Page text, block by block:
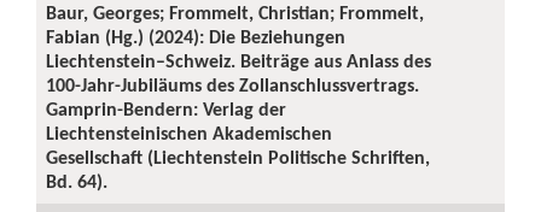
Baur, Georges; Frommelt, Christian; Frommelt,
Fabian (Hg.) (2024): Die Beziehungen
Liechtenstein–Schweiz. Beiträge aus Anlass des
100-Jahr-Jubiläums des Zollanschlussvertrags.
Gamprin-Bendern: Verlag der
Liechtensteinischen Akademischen
Gesellschaft (Liechtenstein Politische Schriften,
Bd. 64).